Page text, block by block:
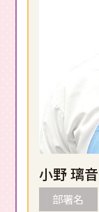
小野 璃音
部署名